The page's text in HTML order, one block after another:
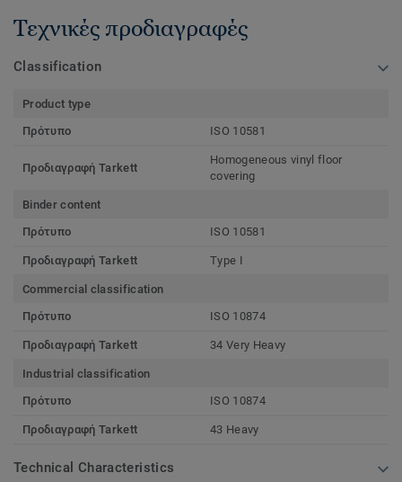
Τεχνικές προδιαγραφές
Classification
Product type
Πρότυπο
ISO 10581
Προδιαγραφή Tarkett
Homogeneous vinyl floor
covering
Binder content
Πρότυπο
ISO 10581
Προδιαγραφή Tarkett Type I
Commercial classification
Πρότυπο
ISO 10874
Προδιαγραφή Tarkett 34 Very Heavy
Industrial classification
Πρότυπο
ISO 10874
Προδιαγραφή Tarkett 43 Heavy
Technical Characteristics